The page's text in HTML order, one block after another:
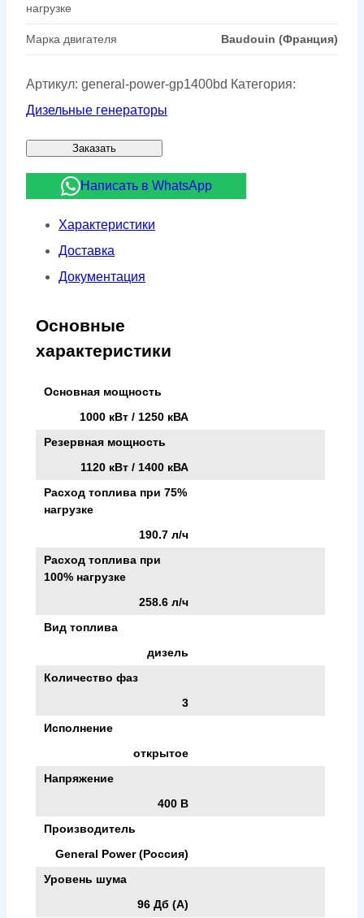
нагрузке
Марка двигателя Baudouin (Франция)
Артикул: general-power-gp1400bd Категория:
Дизельные генераторы
Заказать
Написать в WhatsApp
Характеристики
Доставка
Документация
Основные
характеристики
Основная мощность
1000 кВт / 1250 кВА
Резервная мощность
1120 кВт / 1400 кВА
Расход топлива при 75%
нагрузке
190.7 л/ч
Расход топлива при
100% нагрузке
258.6 л/ч
Вид топлива
дизель
Количество фаз
3
Исполнение
открытое
Напряжение
400 В
Производитель
General Power (Россия)
Уровень шума
96 Дб (А)